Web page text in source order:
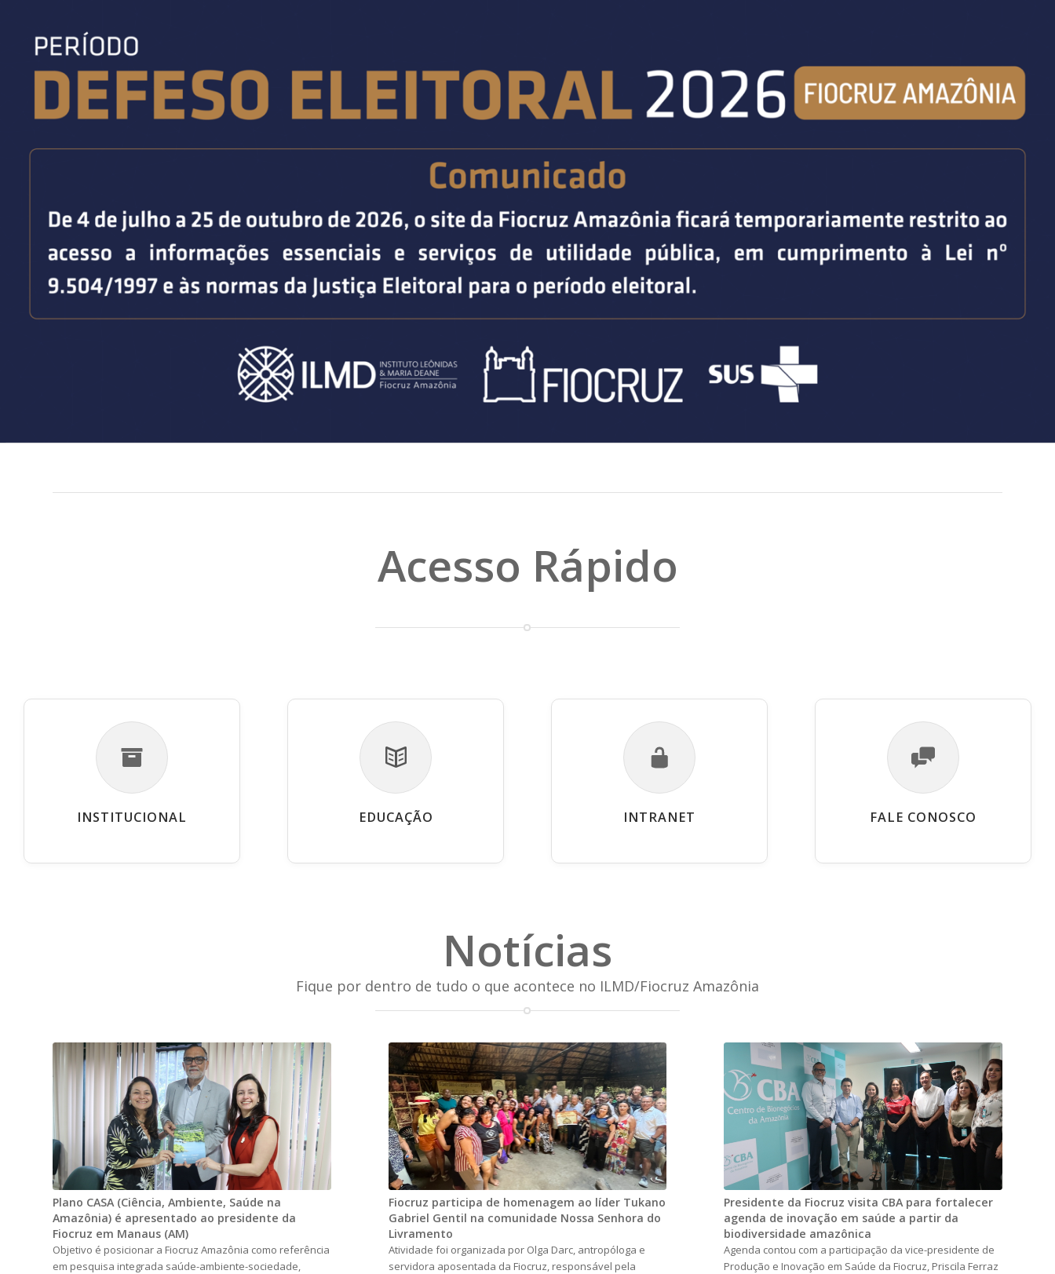
Acesso Rápido
INSTITUCIONAL EDUCAÇÃO INTRANET FALE CONOSCO
Notícias
Fique por dentro de tudo o que acontece no ILMD/Fiocruz Amazônia
Plano CASA (Ciência, Ambiente, Saúde na
Amazônia) é apresentado ao presidente da
Fiocruz em Manaus (AM)
Objetivo é posicionar a Fiocruz Amazônia como referência
em pesquisa integrada saúde-ambiente-sociedade,
Fiocruz participa de homenagem ao líder Tukano
Gabriel Gentil na comunidade Nossa Senhora do
Livramento
Atividade foi organizada por Olga Darc, antropóloga e
servidora aposentada da Fiocruz, responsável pela
Presidente da Fiocruz visita CBA para fortalecer
agenda de inovação em saúde a partir da
biodiversidade amazônica
Agenda contou com a participação da vice-presidente de
Produção e Inovação em Saúde da Fiocruz, Priscila Ferraz